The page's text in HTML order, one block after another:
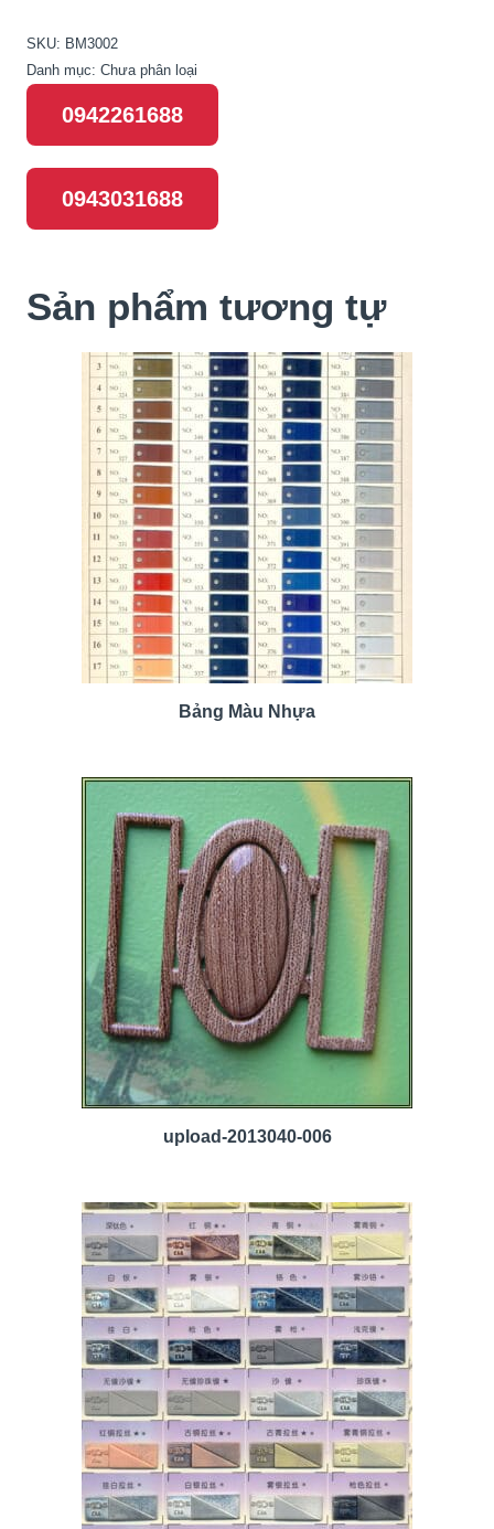
SKU: BM3002
Danh mục: Chưa phân loại
0942261688
0943031688
Sản phẩm tương tự
Bảng Màu Nhựa
upload-2013040-006